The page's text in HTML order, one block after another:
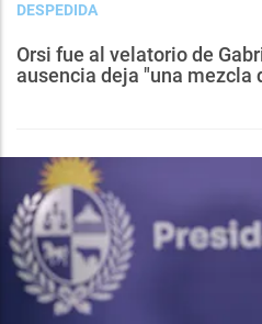
DESPEDIDA
Orsi fue al velatorio de
ausencia deja "una mezcla